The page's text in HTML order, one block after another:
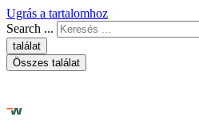
Ugrás a tartalomhoz
Search ...
találat
Összes találat